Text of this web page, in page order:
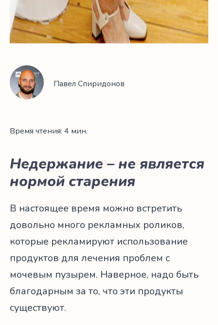
Павел Спиридонов
Время чтения: 4 мин.
Недержание – не является
нормой старения
В настоящее время можно встретить
довольно много рекламных роликов,
которые рекламируют использование
продуктов для лечения проблем с
мочевым пузырем. Наверное, надо быть
благодарным за то, что эти продукты
существуют.